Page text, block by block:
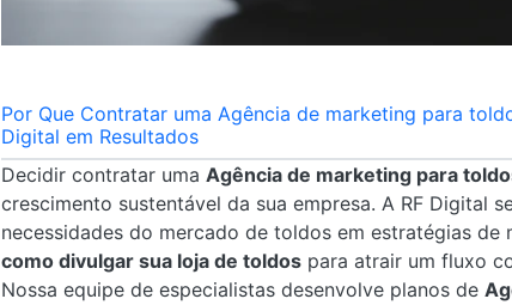
Por Que Contratar uma Agência de marketing para
Digital em Resultados
Decidir contratar uma Agência de marketing para
crescimento sustentável da sua empresa. A RF Digital
necessidades do mercado de toldos em estratégias
como divulgar sua loja de toldos para atrair um fluxo
Nossa equipe de especialistas desenvolve planos de